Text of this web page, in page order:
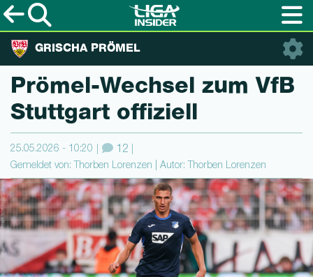
GRISCHA PRÖMEL
Prömel-Wechsel zum VfB
Stuttgart offiziell
25.05.2026 - 10:20 12
Gemeldet von: Thorben Lorenzen | Autor: Thorben Lorenzen